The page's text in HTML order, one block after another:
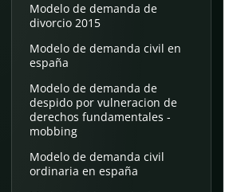
Modelo de demanda de
divorcio 2015
Modelo de demanda civil en
españa
Modelo de demanda de
despido por vulneracion de
derechos fundamentales -
mobbing
Modelo de demanda civil
ordinaria en españa